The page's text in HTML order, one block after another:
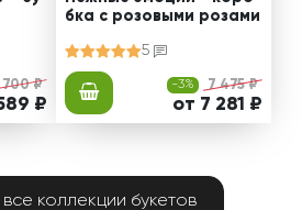
700 ₽
₽
бка с розовыми розами
5
-3% 7 475 ₽
от 7 281 ₽
коллекции букетов